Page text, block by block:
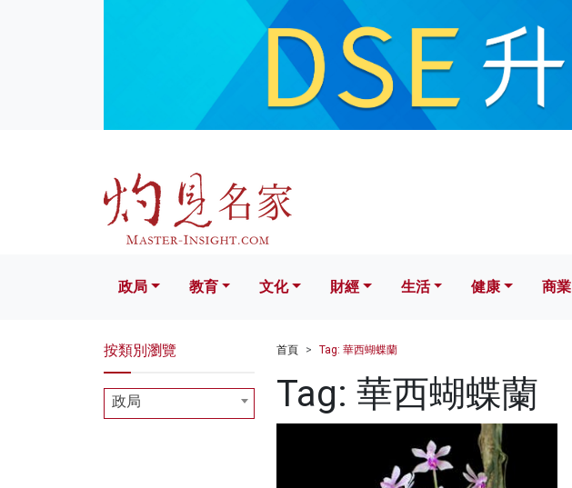
文化 財經 生活 健康
政局 教育 文化 財經 生活 健康 商業
首頁 Tag: 華西蝴蝶蘭
Tag: 華西蝴蝶蘭
按類別瀏覽
政局